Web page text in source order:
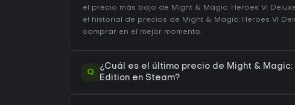
el precio más bajo de Might & Magic: Heroes VI
el
historial de precios de Might & Magic: Heroes VI
comprar en el mejor momento.
Q
¿Cuál es el último precio de Might & Magic:
Edition en Steam?